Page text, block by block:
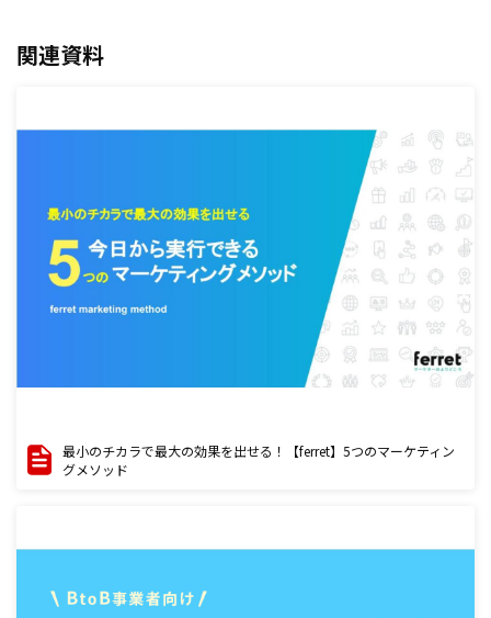
関連資料
最小のチカラで最大の効果を出せる！【ferret】5つのマーケティン
グメソッド